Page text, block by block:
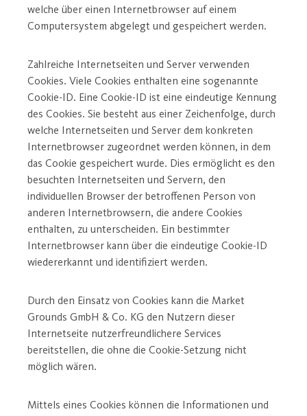
welche über einen Internetbrowser auf einem
Computersystem abgelegt und gespeichert werden.
Zahlreiche Internetseiten und Server verwenden
Cookies. Viele Cookies enthalten eine sogenannte
Cookie-ID. Eine Cookie-ID ist eine eindeutige Kennung
des Cookies. Sie besteht aus einer Zeichenfolge, durch
welche Internetseiten und Server dem konkreten
Internetbrowser zugeordnet werden können, in dem
das Cookie gespeichert wurde. Dies ermöglicht es den
besuchten Internetseiten und Servern, den
individuellen Browser der betroffenen Person von
anderen Internetbrowsern, die andere Cookies
enthalten, zu unterscheiden. Ein bestimmter
Internetbrowser kann über die eindeutige Cookie-ID
wiedererkannt und identifiziert werden.
Durch den Einsatz von Cookies kann die Market
Grounds GmbH & Co. KG den Nutzern dieser
Internetseite nutzerfreundlichere Services
bereitstellen, die ohne die Cookie-Setzung nicht
möglich wären.
Mittels eines Cookies können die Informationen und